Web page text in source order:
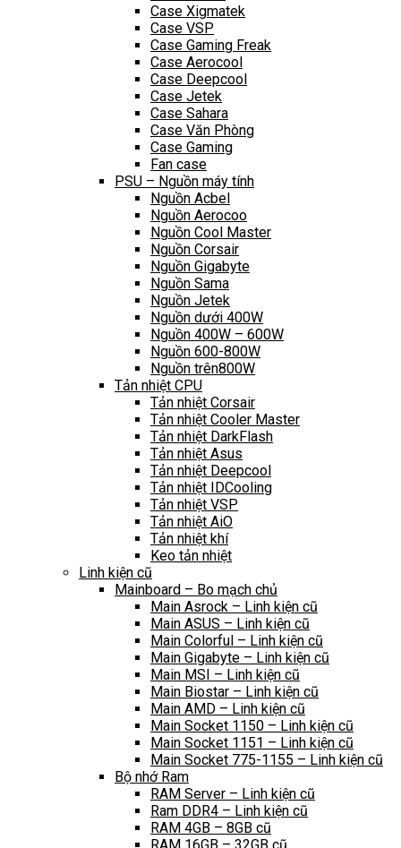
Case Xigmatek
Case VSP
Case Gaming Freak
Case Aerocool
Case Deepcool
Case Jetek
Case Sahara
Case Văn Phòng
Case Gaming
Fan case
PSU – Nguồn máy tính
Nguồn Acbel
Nguồn Aerocoo
Nguồn Cool Master
Nguồn Corsair
Nguồn Gigabyte
Nguồn Sama
Nguồn Jetek
Nguồn dưới 400W
Nguồn 400W – 600W
Nguồn 600-800W
Nguồn trên800W
Tản nhiệt CPU
Tản nhiệt Corsair
Tản nhiệt Cooler Master
Tản nhiệt DarkFlash
Tản nhiệt Asus
Tản nhiệt Deepcool
Tản nhiệt IDCooling
Tản nhiệt VSP
Tản nhiệt AiO
Tản nhiệt khí
Keo tản nhiệt
Linh kiện cũ
Mainboard – Bo mạch chủ
Main Asrock – Linh kiện cũ
Main ASUS – Linh kiện cũ
Main Colorful – Linh kiện cũ
Main Gigabyte – Linh kiện cũ
Main MSI – Linh kiện cũ
Main Biostar – Linh kiện cũ
Main AMD – Linh kiện cũ
Main Socket 1150 – Linh kiện cũ
Main Socket 1151 – Linh kiện cũ
Main Socket 775-1155 – Linh kiện cũ
Bộ nhớ Ram
RAM Server – Linh kiện cũ
Ram DDR4 – Linh kiện cũ
RAM 4GB – 8GB cũ